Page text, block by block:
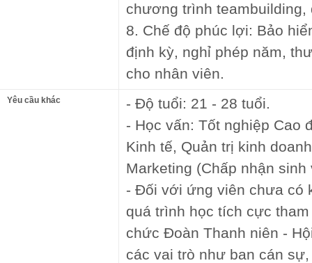
chương trình teambuilding,
8. Chế độ phúc lợi: Bảo
định kỳ, nghỉ phép năm,
cho nhân viên.
Yêu cầu khác
- Độ tuổi: 21 - 28 tuổi.
- Học vấn: Tốt nghiệp Cao
Kinh tế, Quản trị kinh
Marketing (Chấp nhận
- Đối với ứng viên chưa có
quá trình học tích cực
chức Đoàn Thanh niên -
các vai trò như ban cán